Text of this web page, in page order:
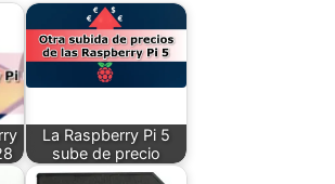
La Raspberry Pi 5
sube de precio